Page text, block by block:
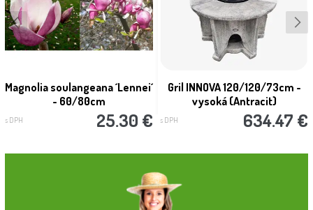
Magnolia soulangeana ´Lennei´
- 60/80cm
s DPH 25.30 €
Gril INNOVA 120/120/73cm -
vysoká (Antracit)
s DPH 634.47 €